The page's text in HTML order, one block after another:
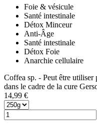
Foie & vésicule
Santé intestinale
Détox Minceur
Anti-Âge
Santé intestinale
Détox Foie
Anarchie cellulaire
Coffea sp. - Peut être utiliser
dans le cadre de la cure
14,99 €